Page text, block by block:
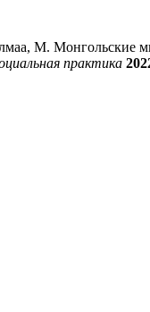
М. Монгольские
практика